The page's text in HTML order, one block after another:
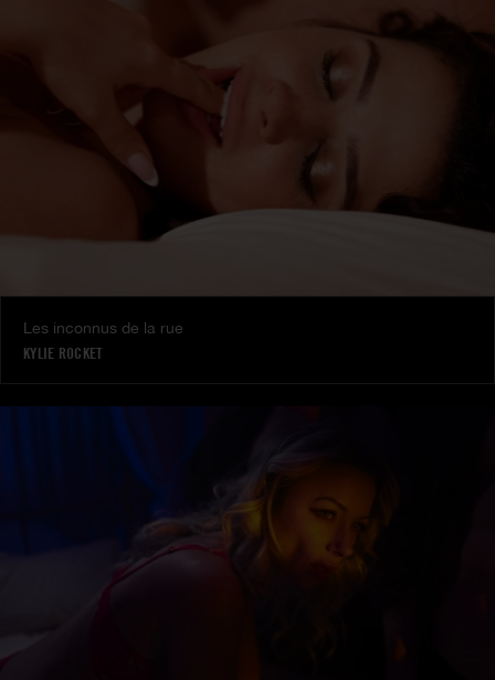
Les inconnus de la rue
KYLIE ROCKET